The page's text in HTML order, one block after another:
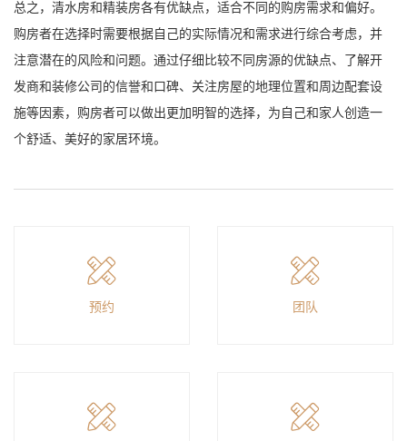
总之，清水房和精装房各有优缺点，适合不同的购房需求和偏好。
购房者在选择时需要根据自己的实际情况和需求进行综合考虑，并
注意潜在的风险和问题。通过仔细比较不同房源的优缺点、了解开
发商和装修公司的信誉和口碑、关注房屋的地理位置和周边配套设
施等因素，购房者可以做出更加明智的选择，为自己和家人创造一
个舒适、美好的家居环境。
预约 团队